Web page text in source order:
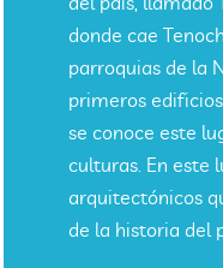
del país, llamado
donde cae
parroquias de la
primeros
se conoce este
culturas. En este
arquitectónicos
de la historia del